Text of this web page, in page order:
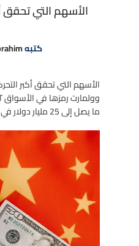
الأسهم التي تحقق
كتبه
الأسهم التي تحقق أكبر
ما يصل إلى 25 مليار دولار في “التطبيق الفائق” لمجموعة …